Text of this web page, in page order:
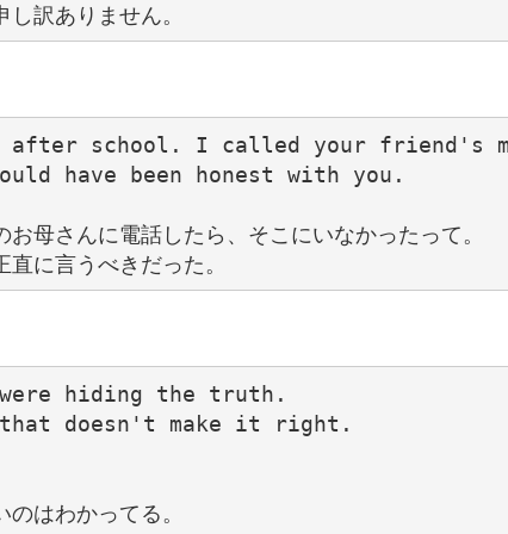
after school. I called your friend's
have been honest with you.
母さんに電話したら、そこにいなかったって。
hiding the truth.
doesn't make it right.